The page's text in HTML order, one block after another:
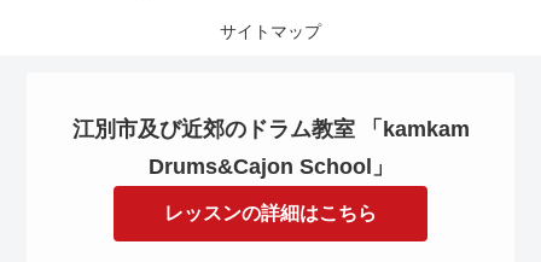
サイトマップ
江別市及び近郊のドラム教室 「kamkam
Drums&Cajon School」
レッスンの詳細はこちら